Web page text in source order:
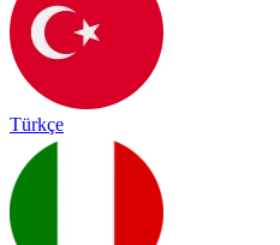
Türkçe